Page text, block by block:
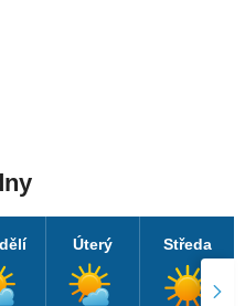
Úterý Středa